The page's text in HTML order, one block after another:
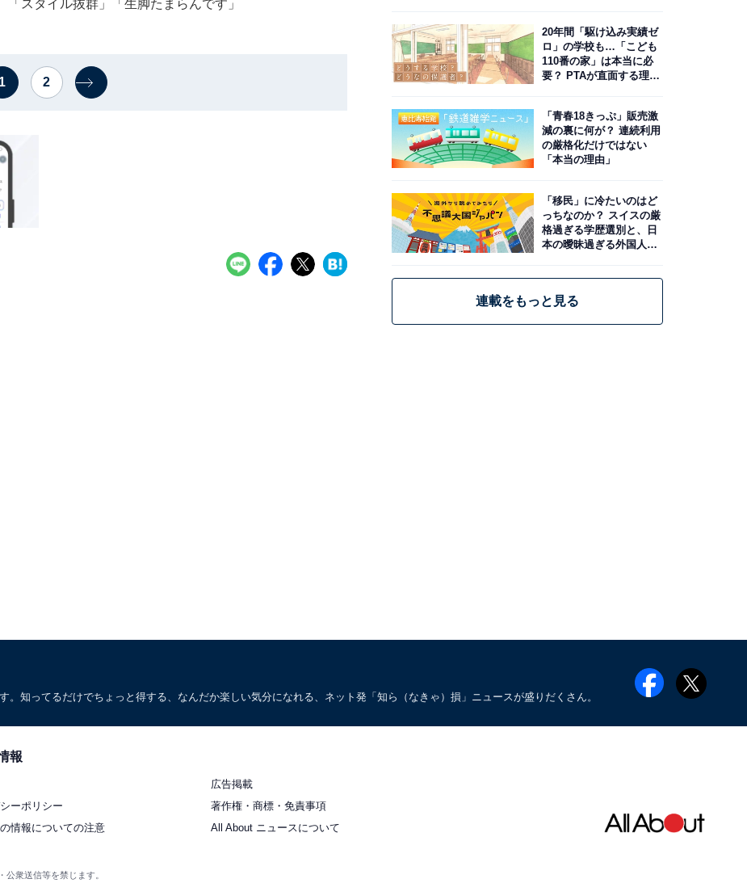
スタイル抜群」「生脚たまらんです」
1 2
20年間「駆け込み実績ゼ
ロ」の学校も…「こども
110番の家」は本当に必
要？ PTAが直面する理想
「青春18きっぷ」販売激
減の裏に何が？ 連続利用
の厳格化だけではない
「本当の理由」
「移民」に冷たいのはど
っちなのか？ スイスの厳
格過ぎる学歴選別と、日
本の曖昧過ぎる外国人政
連載をもっと見る
知ってるだけでちょっと得する、なんだか楽しい気分になれる、ネット発「知ら（なきゃ）損」ニュースが盛りだくさん。
報
広告掲載
ーポリシー
著作権・商標・免責事項
情報についての注意
All About ニュースについて
衆送信等を禁じます。